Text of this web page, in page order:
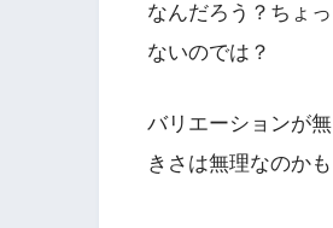
なんだろう？ちょ
ないのでは？
バリエーションが
きさは無理なのかも